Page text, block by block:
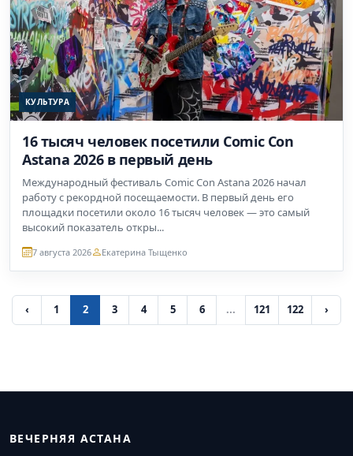
КУЛЬТУРА
16 тысяч человек посетили Comic Con
Astana 2026 в первый день
Международный фестиваль Comic Con Astana 2026 начал
работу с рекордной посещаемости. В первый день его
площадки посетили около 16 тысяч человек — это самый
высокий показатель откры...
7 августа 2026 Екатерина Тыщенко
‹ 1 2 3 4 5 6 ... 121 122 ›
ВЕЧЕРНЯЯ АСТАНА